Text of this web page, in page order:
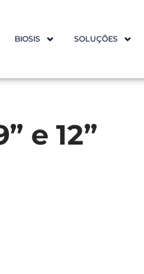
BIOSIS SOLUÇÕES
e 12”